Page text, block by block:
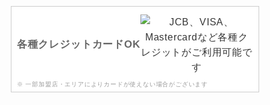
各種クレジットカードOK
※ 一部加盟店・エリアによりカードが使えない場合がございます